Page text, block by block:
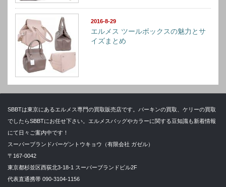
2016-8-29
エルメス ツールボックスの魅力とサ
イズまとめ
SBBTは東京にあるエルメス専門の買取販売店です。バーキンの買取、ケリーの買取
でしたらSBBTにお任せ下さい。エルメスバッグやカラーに関する豆知識も新着情報
にて日々ご案内中です！
スーパーブランドバーゲントウキョウ（有限会社 ガゼル）
〒167-0042
東京都杉並区西荻北3-18-1 スーパーブランドビル2F
代表直通携帯 090-3104-1156